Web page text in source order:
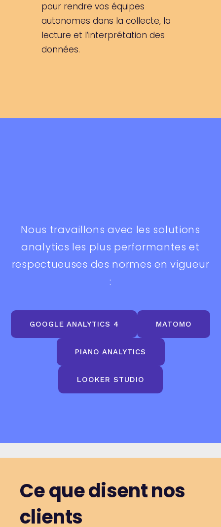
pour rendre vos équipes
autonomes dans la collecte, la
lecture et l’interprétation des
données.
Nous travaillons avec les solutions
analytics les plus performantes et
respectueuses des normes en vigueur
:
GOOGLE ANALYTICS 4 MATOMO
PIANO ANALYTICS
LOOKER STUDIO
Ce que disent nos
clients